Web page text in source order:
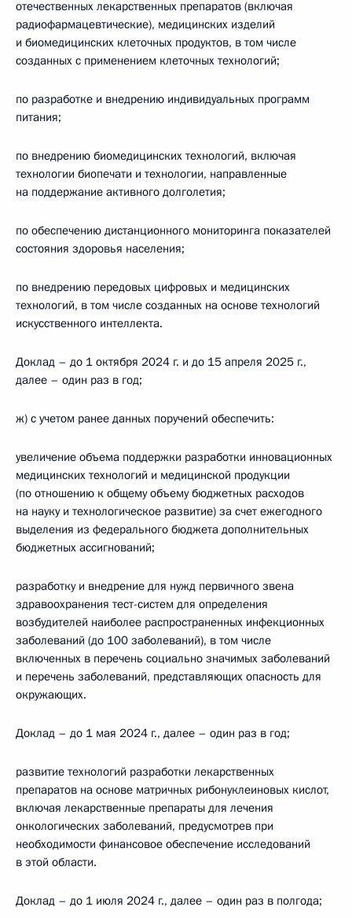
отечественных лекарственных препаратов (включая
радиофармацевтические), медицинских изделий
и биомедицинских клеточных продуктов, в том числе
созданных с применением клеточных технологий;
по разработке и внедрению индивидуальных программ
питания;
по внедрению биомедицинских технологий, включая
технологии биопечати и технологии, направленные
на поддержание активного долголетия;
по обеспечению дистанционного мониторинга показателей
состояния здоровья населения;
по внедрению передовых цифровых и медицинских
технологий, в том числе созданных на основе технологий
искусственного интеллекта.
Доклад – до 1 октября 2024 г. и до 15 апреля 2025 г.,
далее – один раз в год;
ж) с учетом ранее данных поручений обеспечить:
увеличение объема поддержки разработки инновационных
медицинских технологий и медицинской продукции
(по отношению к общему объему бюджетных расходов
на науку и технологическое развитие) за счет ежегодного
выделения из федерального бюджета дополнительных
бюджетных ассигнований;
разработку и внедрение для нужд первичного звена
здравоохранения тест-систем для определения
возбудителей наиболее распространенных инфекционных
заболеваний (до 100 заболеваний), в том числе
включенных в перечень социально значимых заболеваний
и перечень заболеваний, представляющих опасность для
окружающих.
Доклад – до 1 мая 2024 г., далее – один раз в год;
развитие технологий разработки лекарственных
препаратов на основе матричных рибонуклеиновых кислот,
включая лекарственные препараты для лечения
онкологических заболеваний, предусмотрев при
необходимости финансовое обеспечение исследований
в этой области.
Доклад – до 1 июля 2024 г., далее – один раз в полгода;